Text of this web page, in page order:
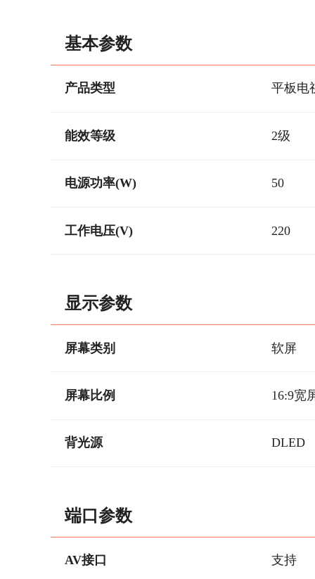
基本参数
产品类型 平板电
能效等级 2级
电源功率(W) 50
工作电压(V) 220
显示参数
屏幕类别 软屏
屏幕比例 16:9宽
背光源 DLED
端口参数
AV接口 支持